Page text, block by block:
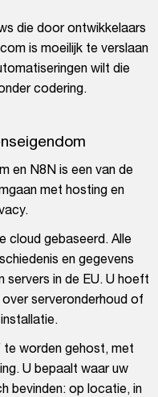
die door ontwikkelaars
is moeilijk te verslaan
wilt die
codering.
en N8N is een van de
met hosting en
cloud gebaseerd. Alle
en gegevens
servers in de EU. U hoeft
serveronderhoud of
worden gehost, met
U bepaalt waar uw
bevinden: op locatie, in